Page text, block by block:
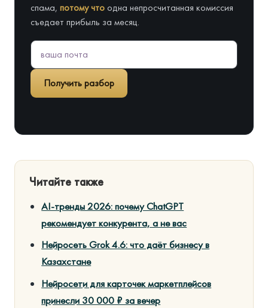
спама, потому чтоодна непросчитанная комиссия
съедает прибыль за месяц.
Получить разбор
Читайте также
AI-тренды 2026: почему ChatGPT
рекомендует конкурента, а не вас
Нейросеть Grok 4.6: что даёт бизнесу в
Казахстане
Нейросети для карточек маркетплейсов
принесли 30 000 ₽ за вечер